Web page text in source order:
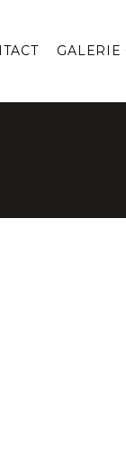
GALERIE